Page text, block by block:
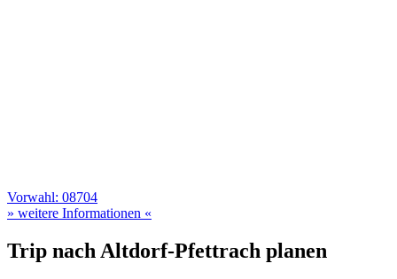
Vorwahl: 08704
» weitere Informationen «
Trip nach Altdorf-Pfettrach planen